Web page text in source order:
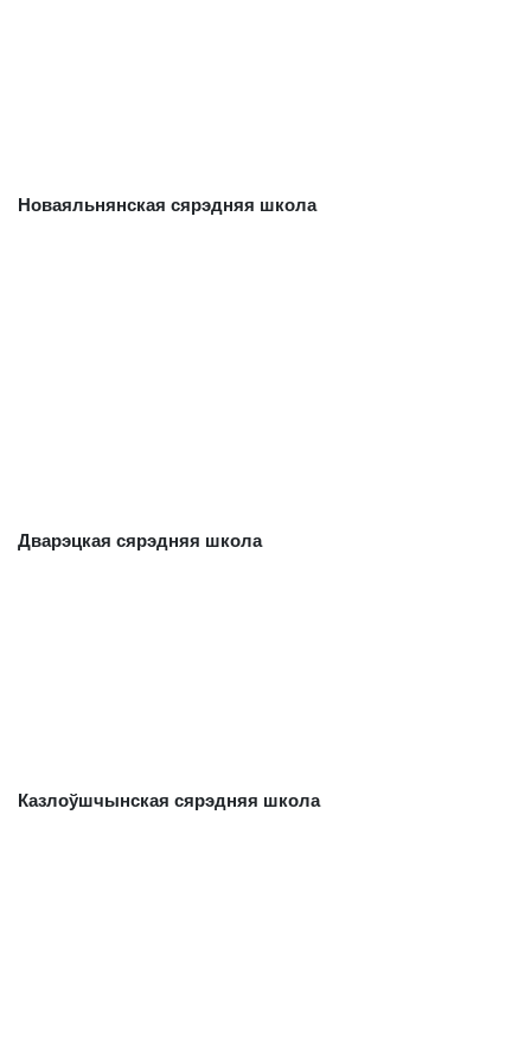
Новаяльнянская сярэдняя школа
Дварэцкая сярэдняя школа
Казлоўшчынская сярэдняя школа